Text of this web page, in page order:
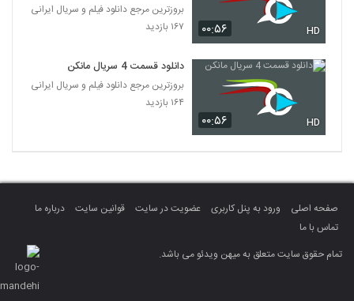
۰۰:۵۶ HD
بروزترین مرجع دانلود فیلم و سریال ایرانی
۱۶۷ بازدید
۰۰:۵۶ HD
دانلود قسمت 4 سریال مانکن
بروزترین مرجع دانلود فیلم و سریال ایرانی
۱۶۴ بازدید
صفحه اصلی ورود به پنل کاربری عضویت در سایت قوانین سایت
درباره ما
تماس با ما
تمام حقوق سایت متعلق به میهن ویدئو می باشد.